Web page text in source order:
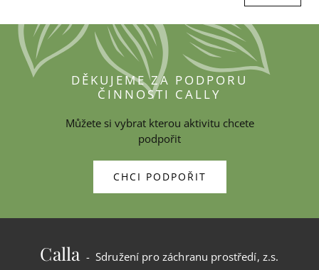
DĚKUJEME ZA PODPORU
ČINNOSTI CALLY
Můžete si vybrat kterou aktivitu chcete
podpořit
CHCI PODPOŘIT
Calla - Sdružení pro záchranu prostředí, z.s.